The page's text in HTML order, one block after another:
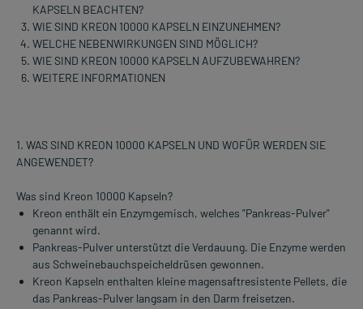
KAPSELN BEACHTEN?
WIE SIND KREON 10000 KAPSELN EINZUNEHMEN?
WELCHE NEBENWIRKUNGEN SIND MÖGLICH?
WIE SIND KREON 10000 KAPSELN AUFZUBEWAHREN?
WEITERE INFORMATIONEN
1. WAS SIND KREON 10000 KAPSELN UND WOFÜR WERDEN SIE
ANGEWENDET?
Was sind Kreon 10000 Kapseln?
Kreon enthält ein Enzymgemisch, welches "Pankreas-Pulver"
genannt wird.
Pankreas-Pulver unterstützt die Verdauung. Die Enzyme werden
aus Schweinebauchspeicheldrüsen gewonnen.
Kreon Kapseln enthalten kleine magensaftresistente Pellets, die
das Pankreas-Pulver langsam in den Darm freisetzen.